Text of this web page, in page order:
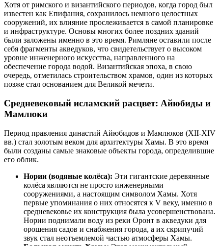
Хотя от римского и византийского периодов, когда город был
известен как Епифания, сохранилось немного целостных
сооружений, их влияние прослеживается в самой планировке
и инфраструктуре. Основы многих более поздних зданий
были заложены именно в это время. Римляне оставили после
себя фрагменты акведуков, что свидетельствует о высоком
уровне инженерного искусства, направленного на
обеспечение города водой. Византийская эпоха, в свою
очередь, отметилась строительством храмов, один из которых
позже стал основанием для Великой мечети.
Средневековый исламский расцвет: Айюбиды и
Мамлюки
Период правления династий Айюбидов и Мамлюков (XII-XIV
вв.) стал золотым веком для архитектуры Хамы. В это время
были созданы самые знаковые объекты города, определившие
его облик.
Нории (водяные колёса): Эти гигантские деревянные
колёса являются не просто инженерными
сооружениями, а настоящим символом Хамы. Хотя
первые упоминания о них относятся к V веку, именно в
средневековье их конструкция была усовершенствована.
Нории поднимали воду из реки Оронт в акведуки для
орошения садов и снабжения города, а их скрипучий
звук стал неотъемлемой частью атмосферы Хамы.